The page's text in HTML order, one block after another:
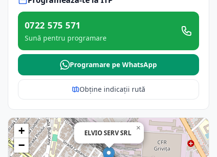
0722 575 571
Sună pentru programare
Programare pe WhatsApp
Obține indicații rută
ELVIO SERV SRL
×
+
−